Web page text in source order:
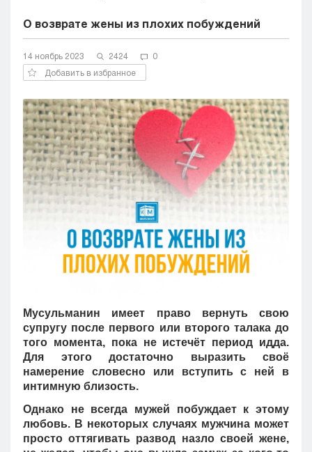
Жезказган
Караганда
Кокшетау
Костанай
Павлодар
Петропавловск
Семей
Талдыкорган
Тараз
Туркестан
Уральск
О возврате жены из плохих побуждений
14 ноябрь 2023 2424
0
Добавить в избранное
Мусульманин имеет право вернуть свою
супругу после первого или второго талака до
того момента, пока не истечёт период идда.
Для этого достаточно выразить своё
намерение словесно или вступить с ней в
интимную близость.
Однако не всегда мужей побуждает к этому
любовь. В некоторых случаях мужчина может
просто оттягивать развод назло своей жене,